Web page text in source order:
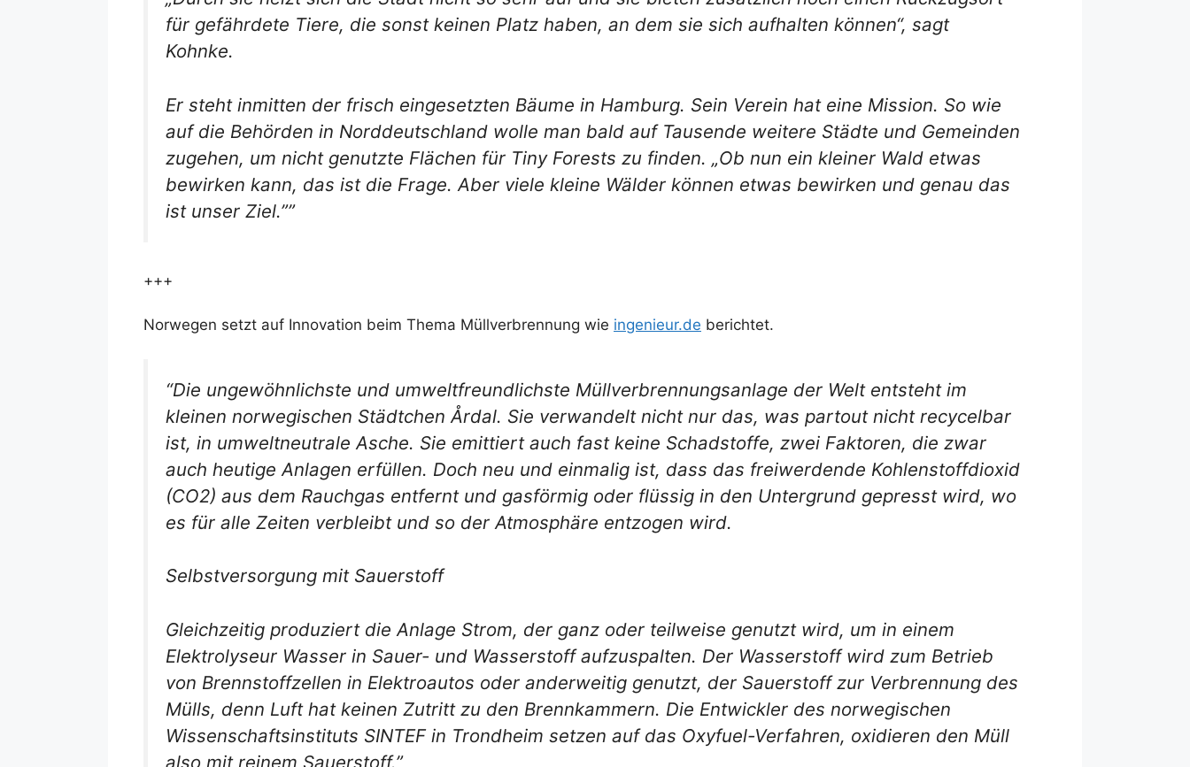
für gefährdete Tiere, die sonst keinen Platz haben, an dem sie sich aufhalten können“, sagt
Kohnke.
Er steht inmitten der frisch eingesetzten Bäume in Hamburg. Sein Verein hat eine Mission. So wie
auf die Behörden in Norddeutschland wolle man bald auf Tausende weitere Städte und Gemeinden
zugehen, um nicht genutzte Flächen für Tiny Forests zu finden. „Ob nun ein kleiner Wald etwas
bewirken kann, das ist die Frage. Aber viele kleine Wälder können etwas bewirken und genau das
ist unser Ziel.””
+++
Norwegen setzt auf Innovation beim Thema Müllverbrennung wie ingenieur.de berichtet.
“Die ungewöhnlichste und umweltfreundlichste Müllverbrennungsanlage der Welt entsteht im
kleinen norwegischen Städtchen Årdal. Sie verwandelt nicht nur das, was partout nicht recycelbar
ist, in umweltneutrale Asche. Sie emittiert auch fast keine Schadstoffe, zwei Faktoren, die zwar
auch heutige Anlagen erfüllen. Doch neu und einmalig ist, dass das freiwerdende Kohlenstoffdioxid
(CO2) aus dem Rauchgas entfernt und gasförmig oder flüssig in den Untergrund gepresst wird, wo
es für alle Zeiten verbleibt und so der Atmosphäre entzogen wird.
Selbstversorgung mit Sauerstoff
Gleichzeitig produziert die Anlage Strom, der ganz oder teilweise genutzt wird, um in einem
Elektrolyseur Wasser in Sauer- und Wasserstoff aufzuspalten. Der Wasserstoff wird zum Betrieb
von Brennstoffzellen in Elektroautos oder anderweitig genutzt, der Sauerstoff zur Verbrennung des
Mülls, denn Luft hat keinen Zutritt zu den Brennkammern. Die Entwickler des norwegischen
Wissenschaftsinstituts SINTEF in Trondheim setzen auf das Oxyfuel-Verfahren, oxidieren den Müll
also mit reinem Sauerstoff.”